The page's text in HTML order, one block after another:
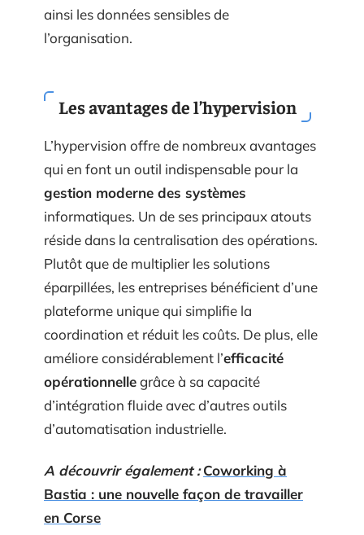
ainsi les données sensibles de
l’organisation.
Les avantages de l’hypervision
L’hypervision offre de nombreux avantages
qui en font un outil indispensable pour la
gestion moderne des systèmes
informatiques. Un de ses principaux atouts
réside dans la centralisation des opérations.
Plutôt que de multiplier les solutions
éparpillées, les entreprises bénéficient d’une
plateforme unique qui simplifie la
coordination et réduit les coûts. De plus, elle
améliore considérablement l’efficacité
opérationnellegrâce à sa capacité
d’intégration fluide avec d’autres outils
d’automatisation industrielle.
A découvrir également : Coworking à
Bastia : une nouvelle façon de travailler
en Corse